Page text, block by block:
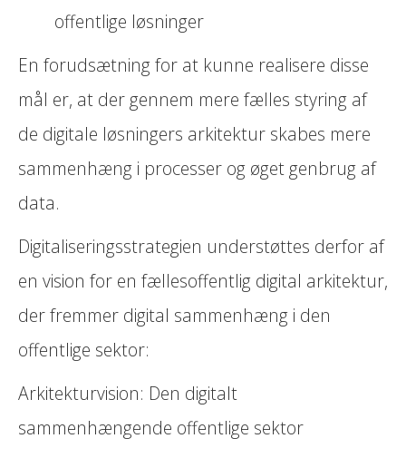
offentlige løsninger
En forudsætning for at kunne realisere disse
mål er, at der gennem mere fælles styring af
de digitale løsningers arkitektur skabes mere
sammenhæng i processer og øget genbrug af
data.
Digitaliseringsstrategien understøttes derfor af
en vision for en fællesoffentlig digital arkitektur,
der fremmer digital sammenhæng i den
offentlige sektor:
Arkitekturvision: Den digitalt
sammenhængende offentlige sektor